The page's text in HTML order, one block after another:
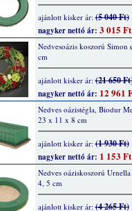
ajánlott kisker ár:(5 040 Ft)
nagyker nettó ár: 3 015 Ft
Nedvesoázis koszorú Simon
cm
ajánlott kisker ár:(21 650
nagyker nettó ár: 12 961
Nedves oázistégla, Biodur
23 x 11 x 8 cm
ajánlott kisker ár:(1 930 Ft)
nagyker nettó ár: 1 153 Ft
Nedves oáziskoszorú
4, 5 cm
ajánlott kisker ár:(4 265 Ft)